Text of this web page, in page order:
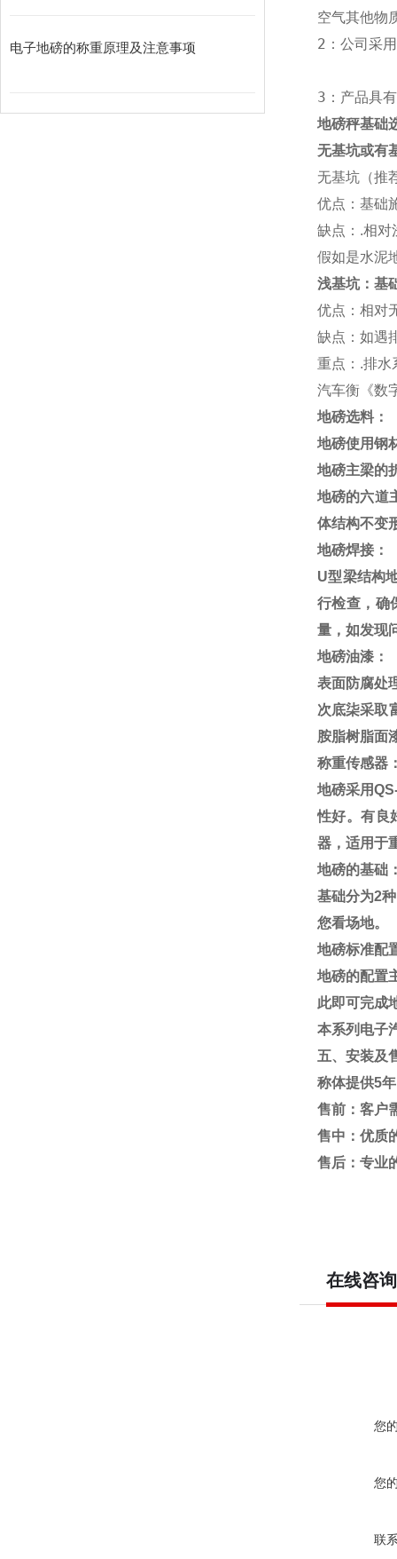
电子地磅的称重原理及注意事项
空气其他物
2：公司采
3：产品具
地磅秤基础
无基坑或有
无基坑（推
优点：基础
缺点： .相对
假如是水泥
浅基坑：基
优点：相对
缺点：如遇
重点： .排水
汽车衡《数
地磅选料：
地磅使用钢
地磅主梁的
地磅的六道
体结构不变
地磅焊接：
U型梁结构
行检查，确
量，如发现
地磅油漆：
表面防腐处
次底柒采取
胺脂树脂面
称重传感器
地磅采用
性好。有良
器，适用于
地磅的基础
基础分为2
您看场地。
地磅标准配
地磅的配置
此即可完成
本系列电子
五、安装及
称体提供5
售前：客户
售中：优质
售后：专业
在线咨询
您
您
联